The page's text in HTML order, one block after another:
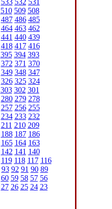
533 532 531
510 509 508
487 486 485
464 463 462
441 440 439
418 417 416
395 394 393
372 371 370
349 348 347
326 325 324
303 302 301
280 279 278
257 256 255
234 233 232
211 210 209
188 187 186
165 164 163
142 141 140
119 118 117 116
93 92 91 90 89
60 59 58 57 56
27 26 25 24 23